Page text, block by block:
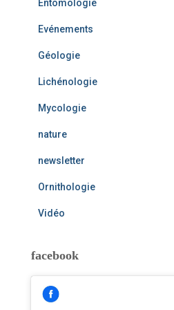
Entomologie
Evénements
Géologie
Lichénologie
Mycologie
nature
newsletter
Ornithologie
Vidéo
facebook